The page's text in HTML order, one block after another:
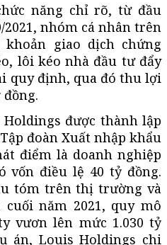
năng chỉ rõ, từ đầu
2021, nhóm cá nhân trên
giao dịch chứng
lôi kéo nhà đầu tư đẩy
quy định, qua đó thu lợi
Holdings được thành lập
đoàn Xuất nhập khẩu
điểm là doanh nghiệp
vốn điều lệ 40 tỷ đồng.
tóm trên thị trường và
năm 2021, quy mô
vươn lên mức 1.030 tỷ
án, Louis Holdings chi